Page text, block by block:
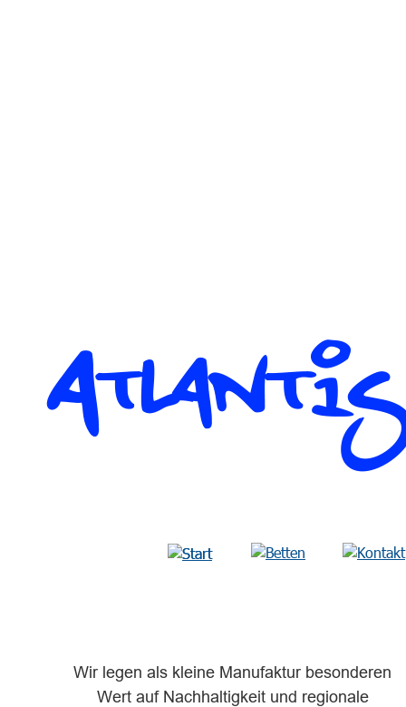
Wir legen als kleine Manufaktur besonderen
Wert auf Nachhaltigkeit und regionale